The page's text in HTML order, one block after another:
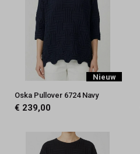
Nieuw
Oska Pullover 6724 Navy
€ 239,00